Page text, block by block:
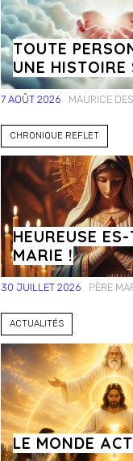
TOUTE
UNE HISTOIRE
7 AOÛT 2026 MAURICE
CHRONIQUE REFLET
HEUREUSE
MARIE !
30 JUILLET 2026 PÈRE
ACTUALITÉS
LE MONDE